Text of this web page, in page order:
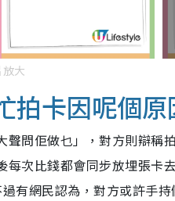
大
拍卡因呢個原
問佢做乜」，對方則辯稱
次比錢都會同步放埋張卡
有網民認為，對方或許手